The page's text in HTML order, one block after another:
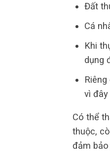
Đất
Cá
Khi
dụng
vì
Có thể
thuộc,
đảm